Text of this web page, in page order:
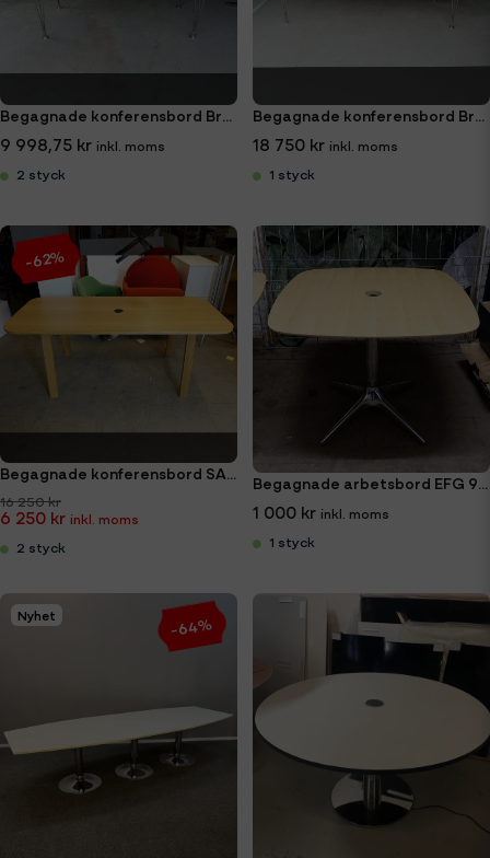
Begagnade konferensbord Bruno Mathsson 180x90 cm
9 998,75 kr
2 styck
Begagnade konferensbord Bruno Mathsson 260x120 cm
18 750 kr
1 styck
Begagnade konferensbord SA Möbler 180x80 cm
16 250 kr
6 250 kr
2 styck
-62%
Begagnade arbetsbord EFG 90x90 cm
1 000 kr
1 styck
Nyhet -64%